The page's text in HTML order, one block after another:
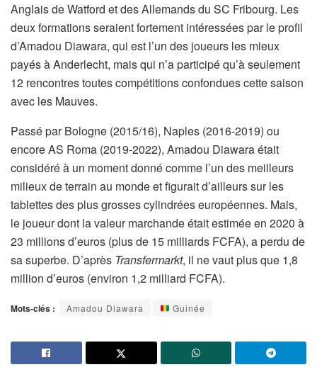
Anglais de Watford et des Allemands du SC Fribourg. Les
deux formations seraient fortement intéressées par le profil
d’Amadou Diawara, qui est l’un des joueurs les mieux
payés à Anderlecht, mais qui n’a participé qu’à seulement
12 rencontres toutes compétitions confondues cette saison
avec les Mauves.
Passé par Bologne (2015/16), Naples (2016-2019) ou
encore AS Roma (2019-2022), Amadou Diawara était
considéré à un moment donné comme l’un des meilleurs
milieux de terrain au monde et figurait d’ailleurs sur les
tablettes des plus grosses cylindrées européennes. Mais,
le joueur dont la valeur marchande était estimée en 2020 à
23 millions d’euros (plus de 15 milliards FCFA), a perdu de
sa superbe. D’après Transfermarkt, il ne vaut plus que 1,8
million d’euros (environ 1,2 milliard FCFA).
Mots-clés : Amadou Diawara Guinée